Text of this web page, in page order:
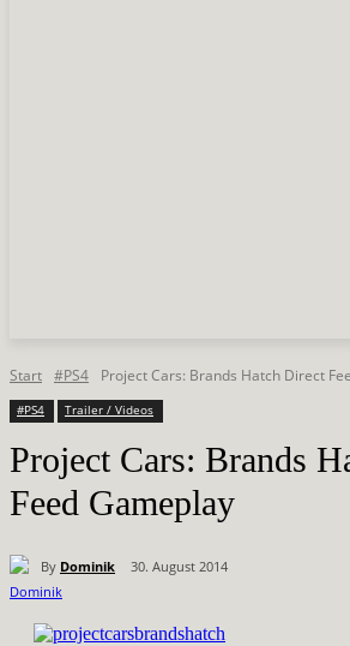
Start #PS4 Project Cars: Brands Hatch Direct
#PS4 Trailer / Videos
Project Cars: Brands
Feed Gameplay
By Dominik 30. August 2014